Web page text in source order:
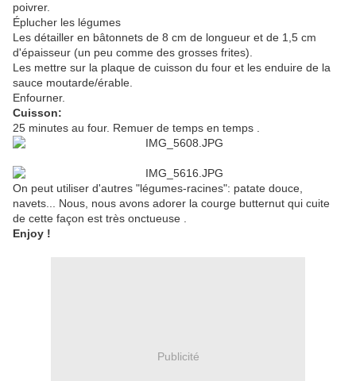
poivrer.
Éplucher les légumes
Les détailler en bâtonnets de 8 cm de longueur et de 1,5 cm
d'épaisseur (un peu comme des grosses frites).
Les mettre sur la plaque de cuisson du four et les enduire de la
sauce moutarde/érable.
Enfourner.
Cuisson:
25 minutes au four. Remuer de temps en temps .
On peut utiliser d'autres "légumes-racines": patate douce,
navets... Nous, nous avons adorer la courge butternut qui cuite
de cette façon est très onctueuse .
Enjoy !
Publicité